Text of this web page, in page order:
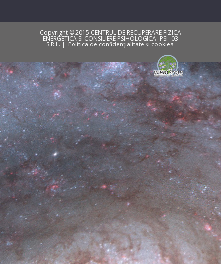
Copyright © 2015 CENTRUL DE RECUPERARE FIZICA
ENERGETICA SI CONSILIERE PSIHOLOGICA- PSI- 03
S.R.L. | Politica de confidențialitate și cookies